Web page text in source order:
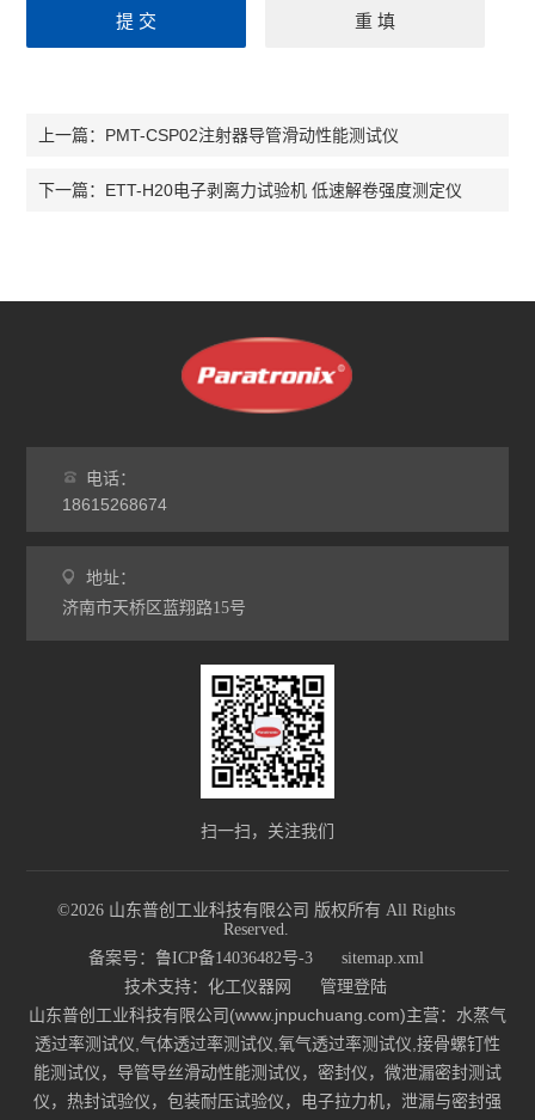
上一篇： PMT-CSP02注射器导管滑动性能测试仪
下一篇： ETT-H20电子剥离力试验机 低速解卷强度测定仪
电话：
18615268674
地址：
济南市天桥区蓝翔路15号
扫一扫，关注我们
©2026 山东普创工业科技有限公司 版权所有 All Rights
Reserved.
备案号：鲁ICP备14036482号-3
sitemap.xml
技术支持： 化工仪器网 管理登陆
山东普创工业科技有限公司(www.jnpuchuang.com)主营：水蒸气
透过率测试仪,气体透过率测试仪,氧气透过率测试仪,接骨螺钉性
能测试仪，导管导丝滑动性能测试仪，密封仪，微泄漏密封测试
仪，热封试验仪，包装耐压试验仪，电子拉力机，泄漏与密封强